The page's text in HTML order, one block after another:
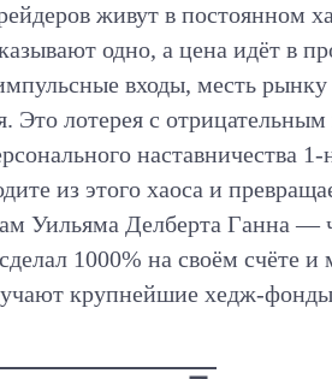
живут в постоянном
одно, а цена идёт в
входы, месть
Это лотерея с
наставничества
из этого хаоса и
Уильяма Делберта Ганна —
1000% на своём счёте
крупнейшие хедж-